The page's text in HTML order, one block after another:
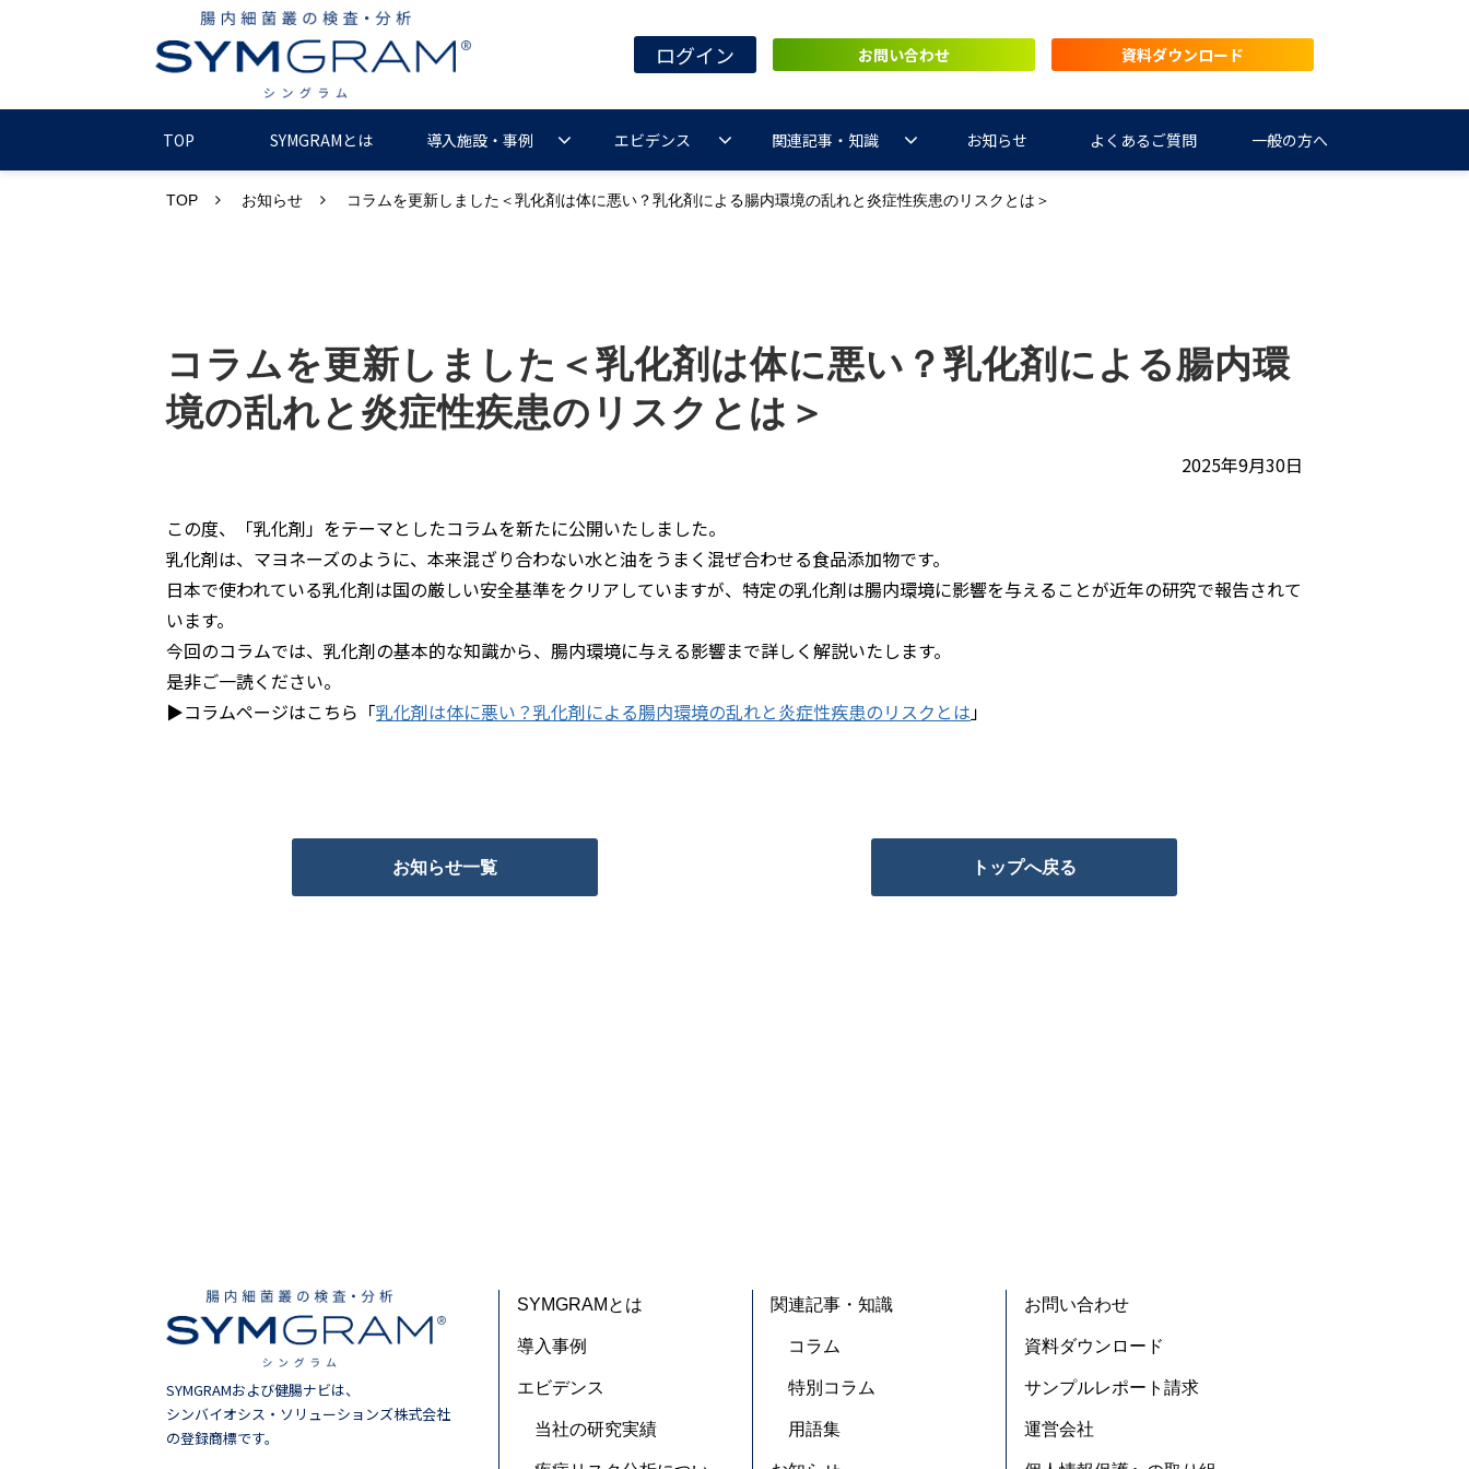
ログイン お問い合わせ 資料ダウンロード
TOP SYMGRAMとは 導入施設・事例 エビデンス 関連記事・知識 お知らせ よくあるご質問 一般の方へ
TOP お知らせ コラムを更新しました＜乳化剤は体に悪い？乳化剤による腸内環境の乱れと炎症性疾患のリスクとは＞
コラムを更新しました＜乳化剤は体に悪い？乳化剤による腸内環
境の乱れと炎症性疾患のリスクとは＞
2025年9月30日
この度、「乳化剤」をテーマとしたコラムを新たに公開いたしました。
乳化剤は、マヨネーズのように、本来混ざり合わない水と油をうまく混ぜ合わせる食品添加物です。
日本で使われている乳化剤は国の厳しい安全基準をクリアしていますが、特定の乳化剤は腸内環境に影響を与えることが近年の研究で報告されて
います。
今回のコラムでは、乳化剤の基本的な知識から、腸内環境に与える影響まで詳しく解説いたします。
是非ご一読ください。
▶コラムページはこちら「乳化剤は体に悪い？乳化剤による腸内環境の乱れと炎症性疾患のリスクとは」
お知らせ一覧 トップへ戻る
SYMGRAMおよび健腸ナビは、
シンバイオシス・ソリューションズ株式会社
の登録商標です。
SYMGRAMとは
導入事例
エビデンス
当社の研究実績
関連記事・知識
コラム
特別コラム
用語集
お問い合わせ
資料ダウンロード
サンプルレポート請求
運営会社